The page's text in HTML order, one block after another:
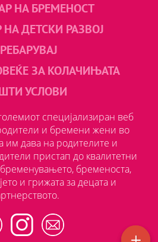
НА БРЕМЕНОСТ
ДЕТСКИ РАЗВОЈ
ЗА КОЛАЧИЊАТА
УСЛОВИ
специјализиран веб
и бремени жени во
им дава на родителите и
пристап до квалитетни
бременоста,
и грижата за децата и